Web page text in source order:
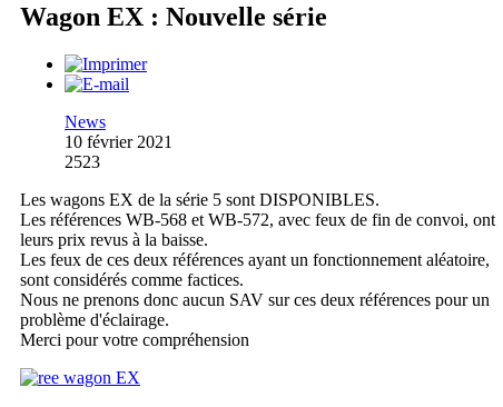
Wagon EX : Nouvelle série
News
10 février 2021
2523
Les wagons EX de la série 5 sont DISPONIBLES.
Les références WB-568 et WB-572, avec feux de fin de convoi, ont
leurs prix revus à la baisse.
Les feux de ces deux références ayant un fonctionnement aléatoire,
sont considérés comme factices.
Nous ne prenons donc aucun SAV sur ces deux références pour un
problème d'éclairage.
Merci pour votre compréhension